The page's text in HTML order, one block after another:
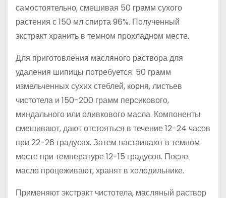
самостоятельно, смешивая 50 грамм сухого
растения с 150 мл спирта 96%. Полученный
экстракт хранить в темном прохладном месте.
Для приготовления масляного раствора для
удаления шипицы потребуется: 50 грамм
измельченных сухих стеблей, корня, листьев
чистотела и 150-200 грамм персикового,
миндального или оливкового масла. Компоненты
смешивают, дают отстояться в течение 12-24 часов
при 22-26 градусах. Затем настаивают в темном
месте при температуре 12-15 градусов. После
масло процеживают, хранят в холодильнике.
Применяют экстракт чистотела, масляный раствор